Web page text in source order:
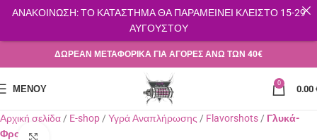
ΔΩΡΕΑΝ ΜΕΤΑΦΟΡΙΚΑ ΓΙΑ ΑΓΟΡΕΣ ΑΝΩ ΤΩΝ 40€
ΜΕΝΟΎ 0 0.00
Αρχική σελίδα E-shop Υγρά Αναπλήρωσης Flavorshots
Γλυκά-
Φρούτα
ΑΝΑΚΟΙΝΩΣΗ: ΤΟ ΚΑΤΑΣΤΗΜΑ ΘΑ ΠΑΡΑΜΕΙΝΕΙ ΚΛΕΙΣΤΟ 15-29
ΑΥΓΟΥΣΤΟΥ